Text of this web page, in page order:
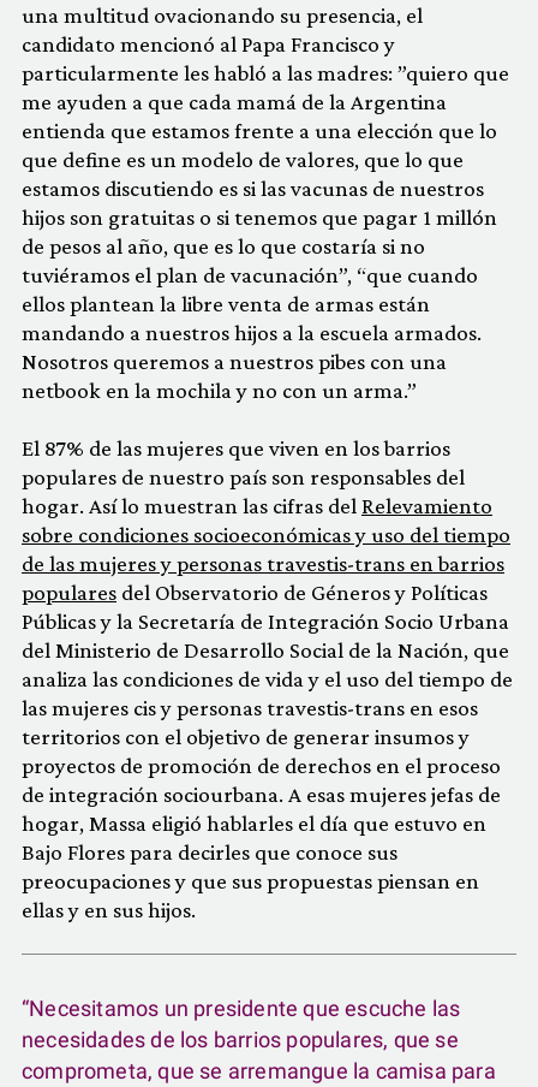
una multitud ovacionando su presencia, el
candidato mencionó al Papa Francisco y
particularmente les habló a las madres: ”quiero que
me ayuden a que cada mamá de la Argentina
entienda que estamos frente a una elección que lo
que define es un modelo de valores, que lo que
estamos discutiendo es si las vacunas de nuestros
hijos son gratuitas o si tenemos que pagar 1 millón
de pesos al año, que es lo que costaría si no
tuviéramos el plan de vacunación”, “que cuando
ellos plantean la libre venta de armas están
mandando a nuestros hijos a la escuela armados.
Nosotros queremos a nuestros pibes con una
netbook en la mochila y no con un arma.”
El 87% de las mujeres que viven en los barrios
populares de nuestro país son responsables del
hogar. Así lo muestran las cifras del Relevamiento
sobre condiciones socioeconómicas y uso del tiempo
de las mujeres y personas travestis-trans en barrios
populares del Observatorio de Géneros y Políticas
Públicas y la Secretaría de Integración Socio Urbana
del Ministerio de Desarrollo Social de la Nación, que
analiza las condiciones de vida y el uso del tiempo de
las mujeres cis y personas travestis-trans en esos
territorios con el objetivo de generar insumos y
proyectos de promoción de derechos en el proceso
de integración sociourbana. A esas mujeres jefas de
hogar, Massa eligió hablarles el día que estuvo en
Bajo Flores para decirles que conoce sus
preocupaciones y que sus propuestas piensan en
ellas y en sus hijos.
“Necesitamos un presidente que escuche las
necesidades de los barrios populares, que se
comprometa, que se arremangue la camisa para